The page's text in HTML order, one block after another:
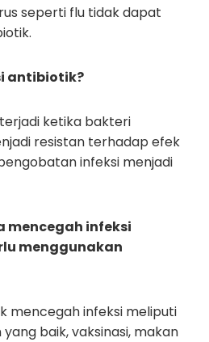
seperti flu tidak dapat
antibiotik?
ketika bakteri
resistan terhadap efek
infeksi menjadi
mencegah infeksi
menggunakan
mencegah infeksi meliputi
baik, vaksinasi, makan